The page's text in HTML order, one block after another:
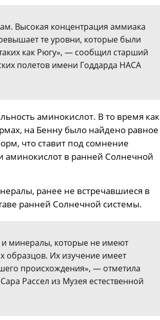
Высокая концентрация аммиака
те уровни, которые были
как Рюгу», — сообщил старший
полетов имени Годдарда НАСА
аминокислот. В то время как
на Бенну было найдено равное
что ставит под сомнение
аминокислот в ранней Солнечной
ранее не встречавшиеся в
ранней Солнечной системы.
минералы, которые не имеют
образцов. Их изучение имеет
происхождения», — отметила
Рассел из Музея естественной